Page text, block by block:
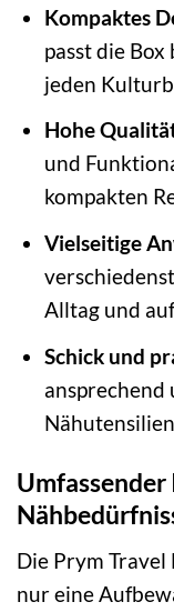
Kompaktes
passt die
jeden
Hohe
und
kompakten
Vielseitige
Alltag und
Schick und
Die Prym Travel
nur eine